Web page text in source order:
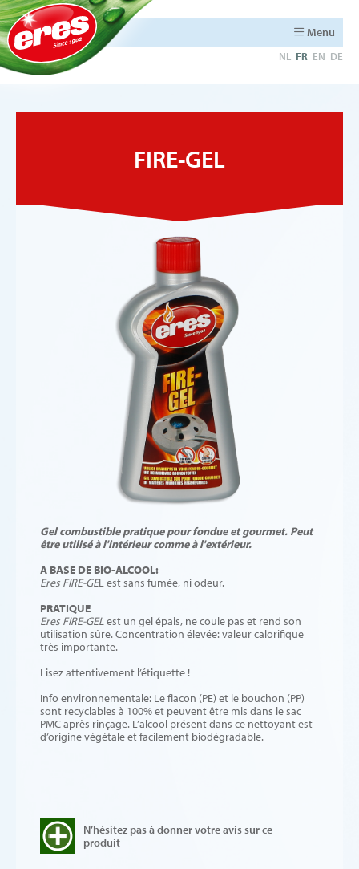
Menu
NL FR EN DE
FIRE-GEL
Gel combustible pratique pour fondue et gourmet. Peut
être utilisé à l'intérieur comme à l'extérieur.
A BASE DE BIO-ALCOOL:
Eres FIRE-GEL est sans fumée, ni odeur.
PRATIQUE
Eres FIRE-GELest un gel épais, ne coule pas et rend son
utilisation sûre. Concentration élevée: valeur calorifique
très importante.
Lisez attentivement l’étiquette !
Info environnementale: Le flacon (PE) et le bouchon (PP)
sont recyclables à 100% et peuvent être mis dans le sac
PMC après rinçage. L’alcool présent dans ce nettoyant est
d’origine végétale et facilement biodégradable.
N’hésitez pas à donner votre avis sur ce
produit